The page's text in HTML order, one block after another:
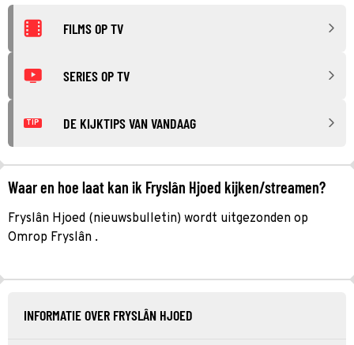
FILMS OP TV
SERIES OP TV
TIP DE KIJKTIPS VAN VANDAAG
Waar en hoe laat kan ik Fryslân Hjoed kijken/streamen?
Fryslân Hjoed (nieuwsbulletin) wordt uitgezonden op
Omrop Fryslân .
INFORMATIE OVER FRYSLÂN HJOED